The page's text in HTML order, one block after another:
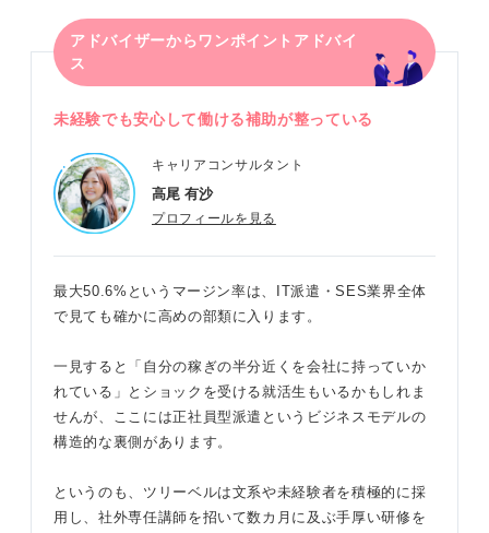
アドバイザーからワンポイントアドバイ
ス
未経験でも安心して働ける補助が整っている
キャリアコンサルタント
高尾 有沙
プロフィールを見る
最大50.6%というマージン率は、IT派遣・SES業界全体
で見ても確かに高めの部類に入ります。
一見すると「自分の稼ぎの半分近くを会社に持っていか
れている」とショックを受ける就活生もいるかもしれま
せんが、ここには正社員型派遣というビジネスモデルの
構造的な裏側があります。
というのも、ツリーベルは文系や未経験者を積極的に採
用し、社外専任講師を招いて数カ月に及ぶ手厚い研修を